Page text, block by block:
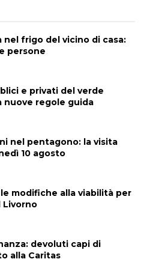
nel frigo del vicino di casa:
persone
e privati del verde
nuove regole guida
nel pentagono: la visita
10 agosto
modifiche alla viabilità per
Livorno
devoluti capi di
alla Caritas